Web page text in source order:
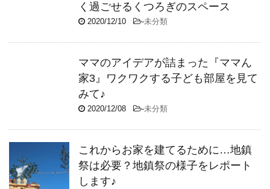
く過ごせるくつろぎのスペース
2020/12/10 -未分類
ママのアイデアが詰まった『ママん
家3』ワクワクする子ども部屋を見て
みて♪
2020/12/08 -未分類
これからお家を建てるために…地鎮
祭は必要？地鎮祭の様子をレポート
します♪